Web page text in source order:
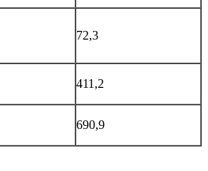
72,3
411,2
690,9